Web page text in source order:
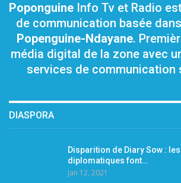
Poponguine Info Tv et Radio
de communication basée
Popenguine-Ndayane.
média digital de la zone avec
services de communication
DIASPORA
Disparition de Diary Sow :
diplomatiques font…
Jan 12, 2021